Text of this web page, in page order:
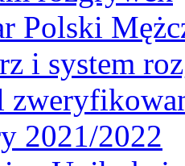
Polski
i system
2021/2022